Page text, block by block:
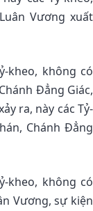
Vương xuất
kheo, không có
Ðẳng Giác,
ra, này các Tỷ-
Chánh Ðẳng
kheo, không có
Vương, sự kiện